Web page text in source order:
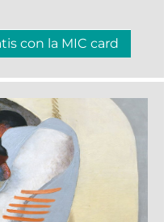
con la MIC card